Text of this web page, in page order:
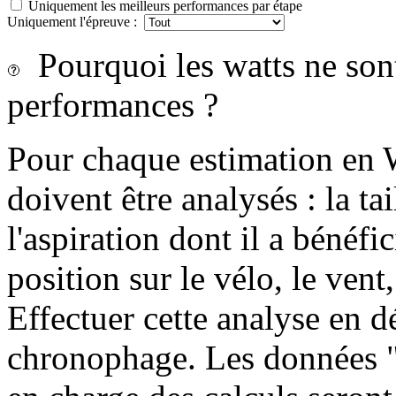
Uniquement les meilleurs performances par étape
Uniquement l'épreuve :
Pourquoi les watts ne
performances ?
Pour chaque estimation en
doivent être analysés : la
l'aspiration dont il a
position sur le vélo, le
Effectuer cette analyse en
chronophage. Les